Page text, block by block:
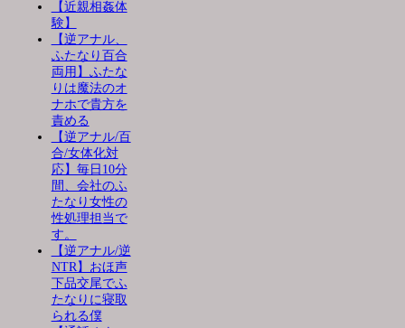
【近親相姦体
験】
【逆アナル、
ふたなり百合
両用】ふたな
りは魔法のオ
ナホで貴方を
責める
【逆アナル/百
合/女体化対
応】毎日10分
間、会社のふ
たなり女性の
性処理担当で
す。
【逆アナル/逆
NTR】おほ声
下品交尾でふ
たなりに寝取
られる僕